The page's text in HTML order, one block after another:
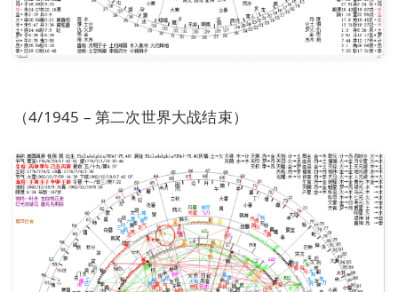
（4/1945 – 第二次世界大战结束）